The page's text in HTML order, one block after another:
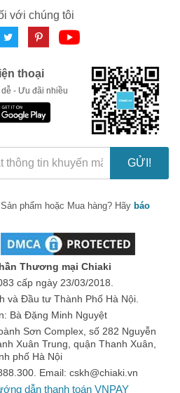
với chúng tôi
thoại
- Ưu đãi nhiều
GỬI!
Sản phẩm hoặc Mua hàng? Hãy báo
Thương mại Chiaki
cấp ngày 23/03/2018.
và Đầu tư Thành Phố Hà Nội.
Bà Đặng Minh Nguyệt
Sơn Complex, số 282 Nguyễn
Xuân Trung, quận Thanh Xuân,
phố Hà Nội
Email: cskh@chiaki.vn
dẫn thanh toán VNPAY
MÃ NGAY